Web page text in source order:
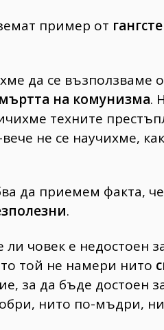
пример от
да се възползваме
на комунизма.
техните
не се научихме,
да приемем факта,
.
човек е недостоен
той не намери нито
за да бъде достоен
нито по-мъдри,